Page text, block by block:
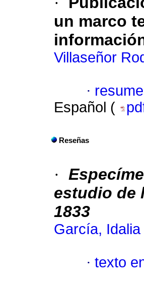
un marco
Villaseñor
·
Español (
Reseñas
·
estudio de
1833
García, Idalia
· texto